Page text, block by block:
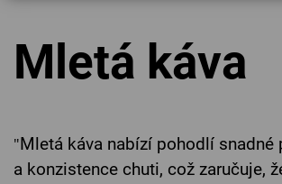
Mletá káva
"Mletá káva nabízí pohodlí snadné
a konzistence chuti, což zaručuje,